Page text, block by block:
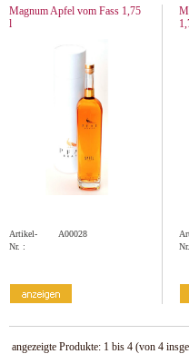
Magnum Apfel vom Fass 1,75
l
Artikel-
Nr. :
A00028
angezeigte Produkte: 1 bis 4 (von 4